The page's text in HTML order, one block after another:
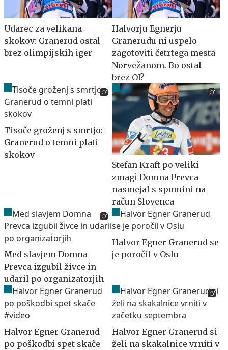
Udarec za velikana
skokov: Granerud ostal
brez olimpijskih iger
Halvorju Egnerju
Granerudu ni uspelo
zagotoviti četrtega mesta
Norvežanom. Bo ostal
brez OI?
Tisoče groženj s smrtjo:
Granerud o temni plati
skokov
Stefan Kraft po veliki
zmagi Domna Prevca
nasmejal s spomini na
račun Slovenca
Med slavjem Domna
Prevca izgubil živce in
udaril po organizatorjih
Halvor Egner Granerud se
je poročil v Oslu
Halvor Egner Granerud
po poškodbi spet skače
Halvor Egner Granerud si
želi na skakalnice vrniti v